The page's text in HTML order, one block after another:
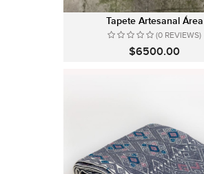
Tapete Artesanal Área
(0 REVIEWS)
$6500.00